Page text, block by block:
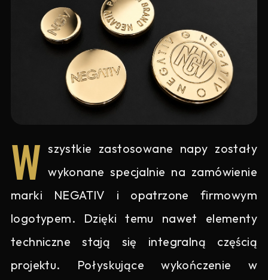
W szystkie zastosowane napy zostały
wykonane specjalnie na zamówienie
marki NEGATIV i opatrzone firmowym
logotypem. Dzięki temu nawet elementy
techniczne stają się integralną częścią
projektu. Połyskujące wykończenie w